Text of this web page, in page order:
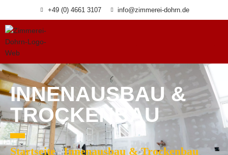
springen
+49 (0) 4661 3107 info@zimmerei-dohrn.de
INNENAUSBAU &
TROCKENBAU
Startseite Innenausbau & Trockenbau